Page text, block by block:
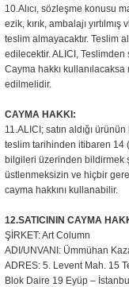
10.Alıcı, sözleşme konusu
ezik, kırık, ambalajı
teslim almayacaktır. Teslim
edilecektir. ALICI,
Cayma hakkı
edilmelidir.
CAYMA HAKKI:
11.ALICI; satın aldığı
teslim tarihinden itibaren 14
bilgileri üzerinden bildirmek
üstlenmeksizin ve hiçbir
cayma hakkını kullanabilir.
12.SATICININ CAYMA
ŞİRKET: Art Column
ADI/UNVANI: Ümmühan
ADRES: 5. Levent Mah. 15
Blok Daire 19 Eyüp – İstanbul